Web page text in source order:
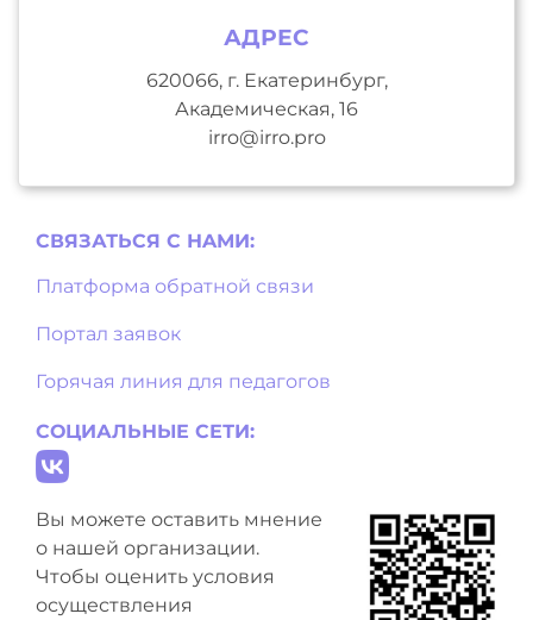
АДРЕС
620066, г. Екатеринбург,
Академическая, 16
irro@irro.pro
СВЯЗАТЬСЯ С НAМИ:
Платформа обратной связи
Портал заявок
Горячая линия для педагогов
СОЦИАЛЬНЫЕ СЕТИ:
Вы можете оставить мнение
о нашей организации.
Чтобы оценить условия
осуществления